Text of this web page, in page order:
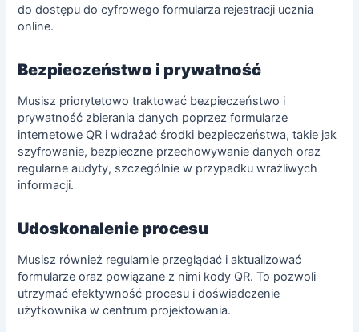
do dostępu do cyfrowego formularza rejestracji ucznia
online.
Bezpieczeństwo i prywatność
Musisz priorytetowo traktować bezpieczeństwo i
prywatnośćzbierania danych poprzez formularze
internetowe QR i wdrażać środki bezpieczeństwa, takie jak
szyfrowanie, bezpieczne przechowywanie danych oraz
regularne audyty, szczególnie w przypadku wrażliwych
informacji.
Udoskonalenie procesu
Musisz również regularnie przeglądać i aktualizować
formularze oraz powiązane z nimi kody QR. To pozwoli
utrzymać efektywność procesu i doświadczenie
użytkownika w centrum projektowania.